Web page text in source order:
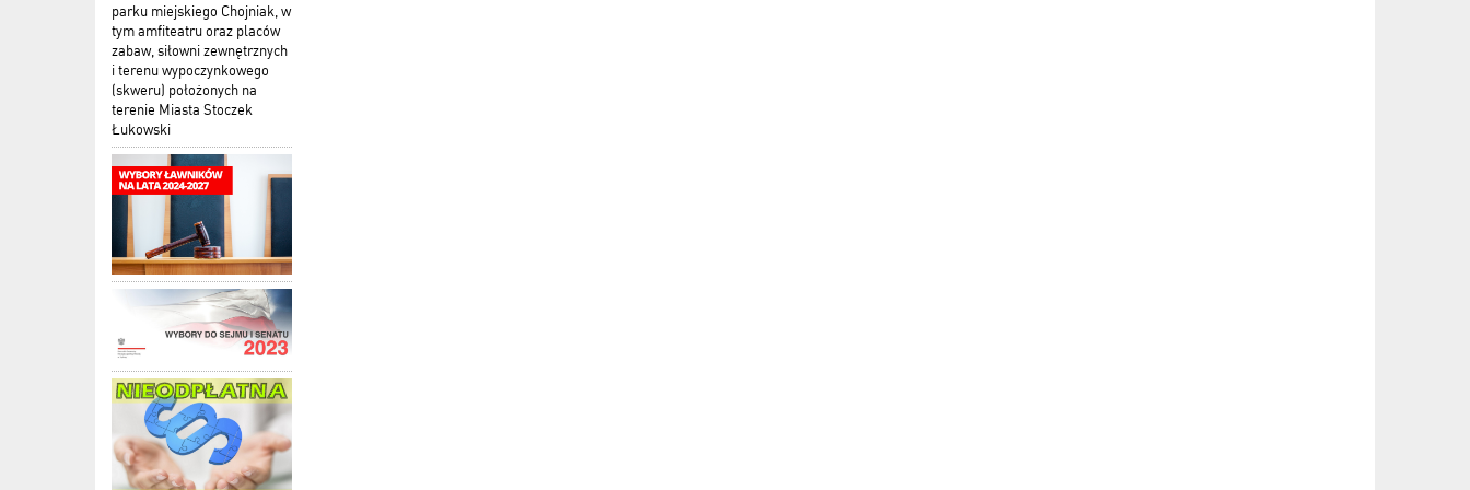
parku miejskiego Chojniak, w
tym amfiteatru oraz placów
zabaw, siłowni zewnętrznych
i terenu wypoczynkowego
(skweru) położonych na
terenie Miasta Stoczek
Łukowski